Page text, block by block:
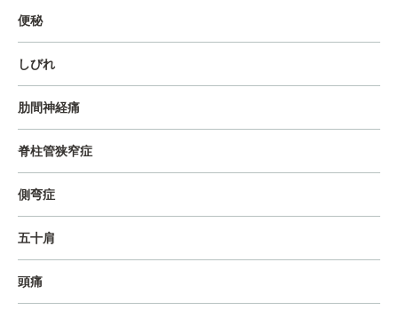
便秘
しびれ
肋間神経痛
脊柱管狭窄症
側弯症
五十肩
頭痛